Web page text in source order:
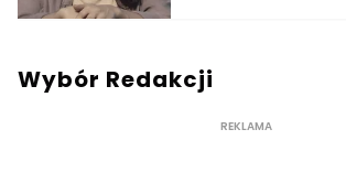
Wybór Redakcji